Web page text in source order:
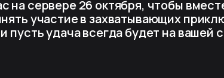
на сервере 26 октября, чтобы
участие в захватывающих
пусть удача всегда будет на вашей